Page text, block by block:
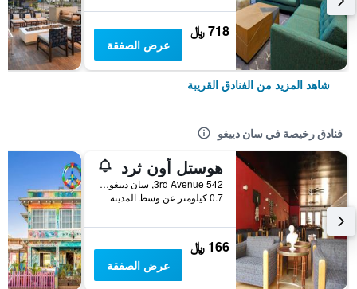
718 ﷼
عرض الصفقة
شاهد المزيد من الفنادق القريبة
فنادق رخيصة في سان دييغو
هوستل أون ثرد
542 3rd Avenue, سان دييغو, CA, الولايات المتحدة الأميريكية
0.7 كيلومتر عن وسط المدينة
166 ﷼
عرض الصفقة